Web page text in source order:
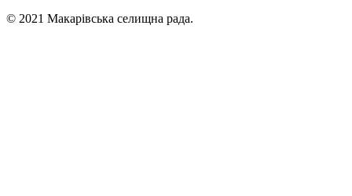
© 2021 Макарівська селищна рада.